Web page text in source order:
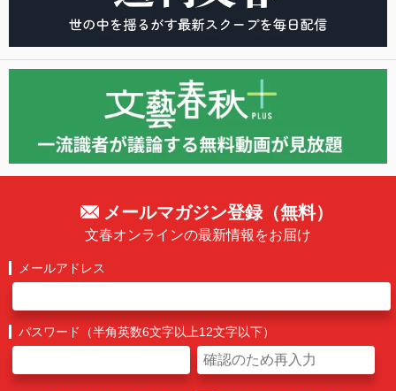
メールマガジン登録（無料）
文春オンラインの最新情報をお届け
メールアドレス
パスワード（半角英数6文字以上12文字以下）